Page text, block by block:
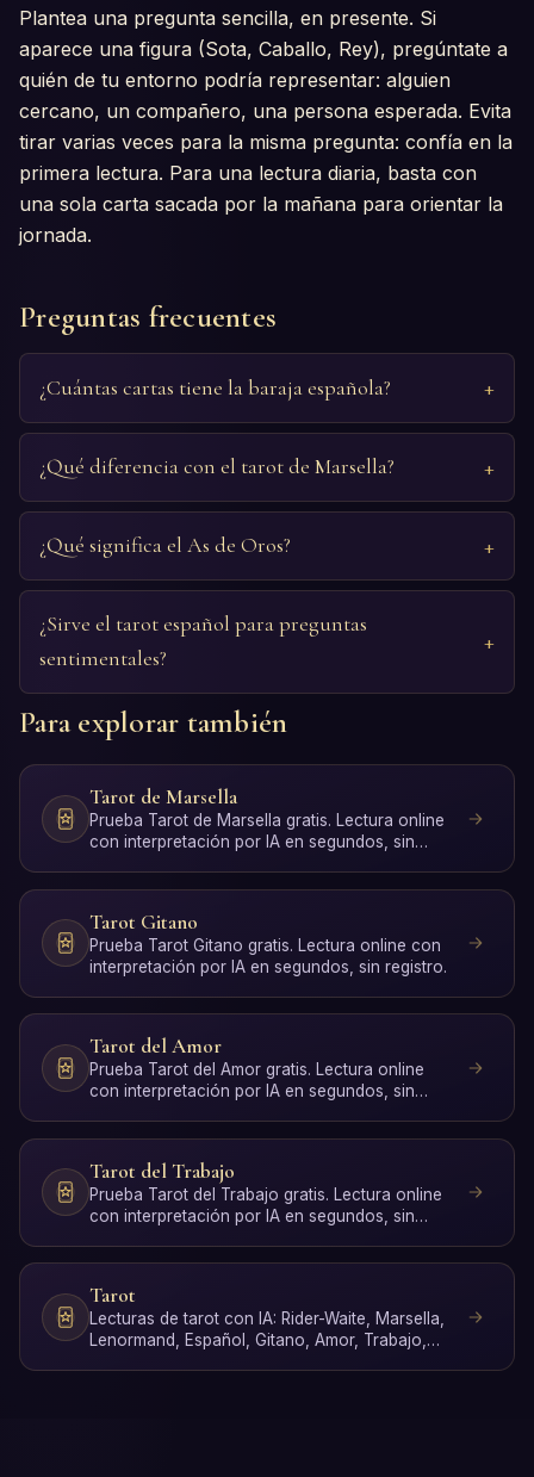
Plantea una pregunta sencilla, en presente. Si
aparece una figura (Sota, Caballo, Rey), pregúntate a
quién de tu entorno podría representar: alguien
cercano, un compañero, una persona esperada. Evita
tirar varias veces para la misma pregunta: confía en la
primera lectura. Para una lectura diaria, basta con
una sola carta sacada por la mañana para orientar la
jornada.
Preguntas frecuentes
¿Cuántas cartas tiene la baraja española?
¿Qué diferencia con el tarot de Marsella?
¿Qué significa el As de Oros?
¿Sirve el tarot español para preguntas
sentimentales?
Para explorar también
Tarot de Marsella
Prueba Tarot de Marsella gratis. Lectura online
con interpretación por IA en segundos, sin
Tarot Gitano
Prueba Tarot Gitano gratis. Lectura online con
interpretación por IA en segundos, sin registro.
Tarot del Amor
Prueba Tarot del Amor gratis. Lectura online
con interpretación por IA en segundos, sin
Tarot del Trabajo
Prueba Tarot del Trabajo gratis. Lectura online
con interpretación por IA en segundos, sin
Tarot
Lecturas de tarot con IA: Rider-Waite, Marsella,
Lenormand, Español, Gitano, Amor, Trabajo,